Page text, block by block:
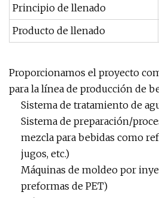
Principio de llenado
Producto de llenado
Proporcionamos el proyecto
para la línea de producción de
Sistema de tratamiento de
Sistema de preparación/
mezcla para bebidas como
jugos, etc.)
Máquinas de moldeo por
preformas de PET)